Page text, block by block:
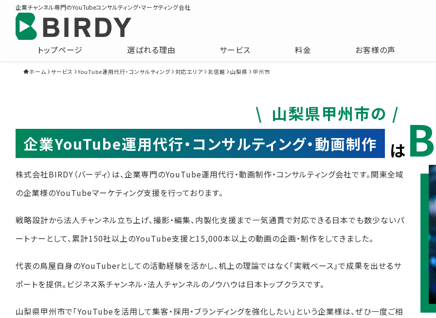
企業チャンネル専門のYouTubeコンサルティング・マーケティング会社
トップページ 選ばれる理由 サービス 料金 お客様の声
ホーム サービス YouTube運用代行・コンサルティング 対応エリア 北信越 山梨県 甲州市
山梨県甲州市の
企業YouTube運用代行・コンサルティング・動画制作 は
株式会社BIRDY（バーディ）は、企業専門のYouTube運用代行・動画制作・コンサルティング会社です。関東全域
の企業様のYouTubeマーケティング支援を行っております。
戦略設計から法人チャンネル立ち上げ、撮影・編集、内製化支援まで一気通貫で対応できる日本でも数少ないパ
ートナーとして、累計150社以上のYouTube支援と15,000本以上の動画の企画・制作をしてきました。
代表の鳥屋自身のYouTuberとしての活動経験を活かし、机上の理論ではなく「実戦ベース」で成果を出せるサ
ポートを提供。ビジネス系チャンネル・法人チャンネルのノウハウは日本トップクラスです。
山梨県甲州市で「YouTubeを活用して集客・採用・ブランディングを強化したい」という企業様は、ぜひ一度ご相